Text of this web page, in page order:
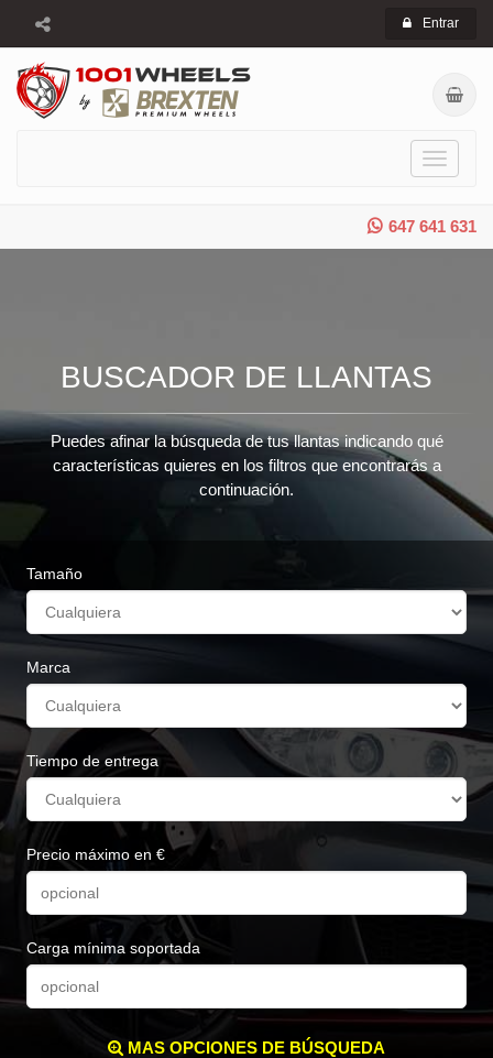
Entrar
Toggle
647 641 631
BUSCADOR DE LLANTAS
Puedes afinar la búsqueda de tus llantas indicando qué
características quieres en los filtros que encontrarás a
continuación.
Tamaño
Marca
Tiempo de entrega
Precio máximo en €
Carga mínima soportada
MAS OPCIONES DE BÚSQUEDA